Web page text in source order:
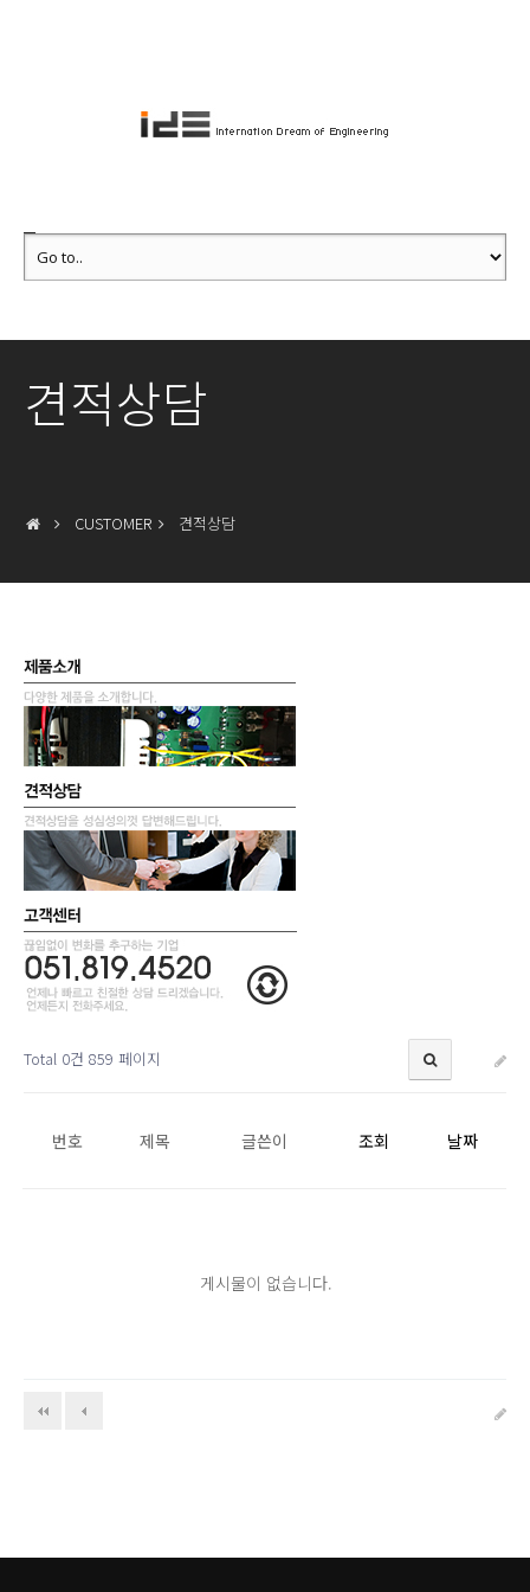
견적상담
CUSTOMER 견적상담
Total 0건 859 페이지
번호 제목 글쓴이 조회 날짜
게시물이 없습니다.